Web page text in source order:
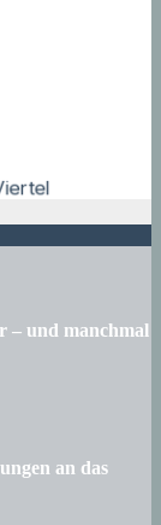
– und manchmal
an das